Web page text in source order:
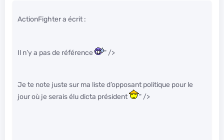
ActionFighter a écrit :
Il n’y a pas de référence " />
Je te note juste sur ma liste d’opposant politique pour le
jour où je serais élu dicta président
" />